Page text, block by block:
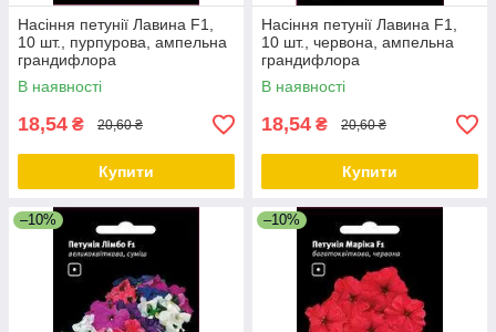
Насіння петунії Лавина F1,
10 шт., пурпурова, ампельна
грандифлора
В наявності
18,54 ₴ 20,60 ₴
Купити
Насіння петунії Лавина F1,
10 шт., червона, ампельна
грандифлора
В наявності
18,54 ₴ 20,60 ₴
Купити
–10% –10%